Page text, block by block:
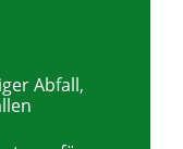
Abfall,